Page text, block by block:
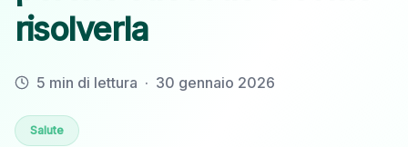
risolverla
5 min di lettura · 30 gennaio 2026
Salute